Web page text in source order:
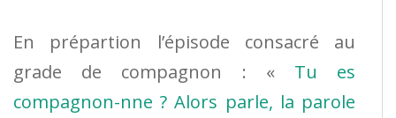
En prépartion l’épisode consacré au
grade de compagnon : « Tu es
compagnon-nne ? Alors parle, la parole